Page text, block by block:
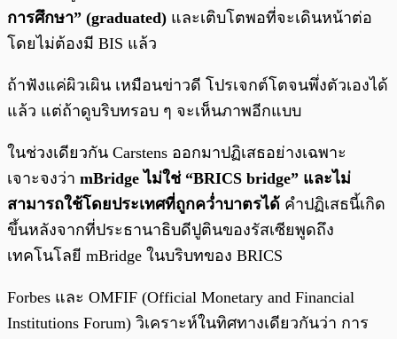
การศึกษา” (graduated) และเติบโตพอที่จะเดินหน้าต่อ
โดยไม่ต้องมี BIS แล้ว
ถ้าฟังแค่ผิวเผิน เหมือนข่าวดี โปรเจกต์โตจนพึ่งตัวเองได้
แล้ว แต่ถ้าดูบริบทรอบ ๆ จะเห็นภาพอีกแบบ
ในช่วงเดียวกัน Carstens ออกมาปฏิเสธอย่างเฉพาะ
เจาะจงว่า mBridge ไม่ใช่ “BRICS bridge” และไม่
สามารถใช้โดยประเทศที่ถูกคว่ำบาตรได้ คำปฏิเสธนี้เกิด
ขึ้นหลังจากที่ประธานาธิบดีปูตินของรัสเซียพูดถึง
เทคโนโลยี mBridge ในบริบทของ BRICS
Forbes และ OMFIF (Official Monetary and Financial
Institutions Forum) วิเคราะห์ในทิศทางเดียวกันว่า การ